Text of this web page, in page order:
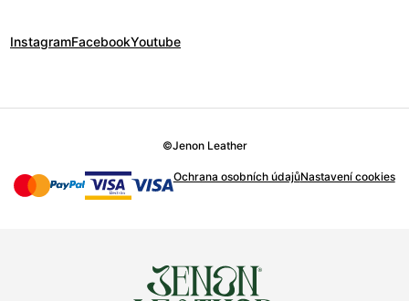
InstagramFacebookYoutube
©Jenon Leather
Ochrana osobních údajůNastavení cookies